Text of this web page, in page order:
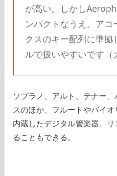
が高い。しかし
ンパクトなうえ、アコ
クスのキー配列に準
ルで扱いやすいです（
ソプラノ、アルト、テナー
スのほか、フルートやバイ
内蔵したデジタル管楽器。
ることもできる。